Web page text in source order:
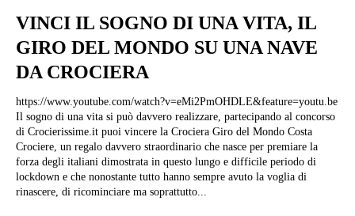
VINCI IL SOGNO DI UNA VITA, IL
GIRO DEL MONDO SU UNA NAVE
DA CROCIERA
https://www.youtube.com/watch?v=eMi2PmOHDLE&feature=youtu.be
Il sogno di una vita si può davvero realizzare, partecipando al concorso
di Crocierissime.it puoi vincere la Crociera Giro del Mondo Costa
Crociere, un regalo davvero straordinario che nasce per premiare la
forza degli italiani dimostrata in questo lungo e difficile periodo di
lockdown e che nonostante tutto hanno sempre avuto la voglia di
rinascere, di ricominciare ma soprattutto...